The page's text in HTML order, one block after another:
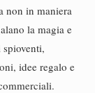
non in maniera
la magia e
idee regalo e